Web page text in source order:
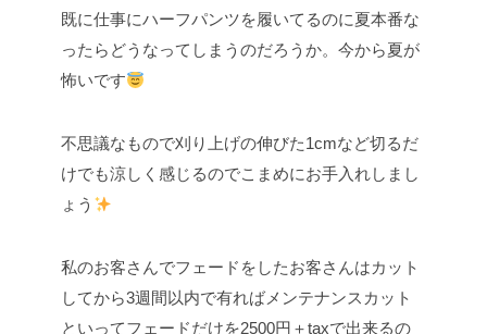
既に仕事にハーフパンツを履いてるのに夏本番な
ったらどうなってしまうのだろうか。今から夏が
怖いです
不思議なもので刈り上げの伸びた1cmなど切るだ
けでも涼しく感じるのでこまめにお手入れしまし
ょう
私のお客さんでフェードをしたお客さんはカット
してから3週間以内で有ればメンテナンスカット
といってフェードだけを2500円＋taxで出来るの